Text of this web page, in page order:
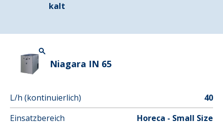
kalt
Niagara IN 65
L/h (kontinuierlich)
40
Einsatzbereich
Horeca - Small Size